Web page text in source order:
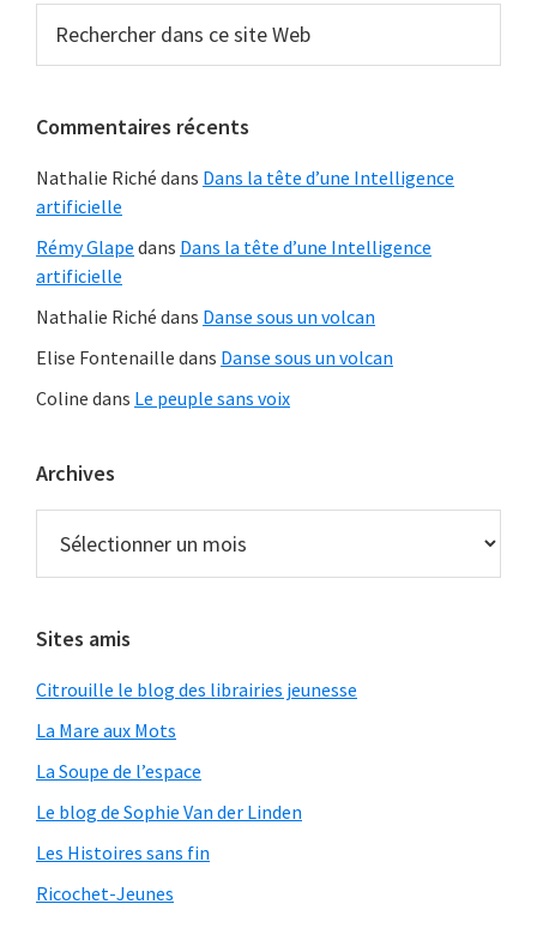
Barre
latérale
dans
Web
Commentaires récents
Nathalie Riché dans Dans la tête d’une Intelligence
artificielle
Rémy Glape dans Dans la tête d’une Intelligence
artificielle
Nathalie Riché dans Danse sous un volcan
Elise Fontenaille dans Danse sous un volcan
Coline dans Le peuple sans voix
Archives
Sites amis
Citrouille le blog des librairies jeunesse
La Mare aux Mots
La Soupe de l’espace
Le blog de Sophie Van der Linden
Les Histoires sans fin
Ricochet-Jeunes